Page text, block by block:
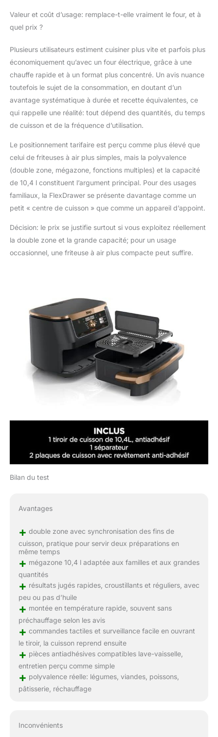
Valeur et coût d’usage: remplace-t-elle vraiment le four, et à
quel prix ?
Plusieurs utilisateurs estiment cuisiner plus vite et parfois plus
économiquement qu’avec un four électrique, grâce à une
chauffe rapide et à un format plus concentré. Un avis nuance
toutefois le sujet de la consommation, en doutant d’un
avantage systématique à durée et recette équivalentes, ce
qui rappelle une réalité: tout dépend des quantités, du temps
de cuisson et de la fréquence d’utilisation.
Le positionnement tarifaire est perçu comme plus élevé que
celui de friteuses à air plus simples, mais la polyvalence
(double zone, mégazone, fonctions multiples) et la capacité
de 10,4 l constituent l’argument principal. Pour des usages
familiaux, la FlexDrawer se présente davantage comme un
petit « centre de cuisson » que comme un appareil d’appoint.
Décision: le prix se justifie surtout si vous exploitez réellement
la double zone et la grande capacité; pour un usage
occasionnel, une friteuse à air plus compacte peut suffire.
Bilan du test
Avantages
+ double zone avec synchronisation des fins de
cuisson, pratique pour servir deux préparations en
même temps
+ mégazone 10,4 l adaptée aux familles et aux grandes
quantités
+ résultats jugés rapides, croustillants et réguliers, avec
peu ou pas d’huile
+ montée en température rapide, souvent sans
préchauffage selon les avis
+ commandes tactiles et surveillance facile en ouvrant
le tiroir, la cuisson reprend ensuite
+ pièces antiadhésives compatibles lave-vaisselle,
entretien perçu comme simple
+ polyvalence réelle: légumes, viandes, poissons,
pâtisserie, réchauffage
Inconvénients